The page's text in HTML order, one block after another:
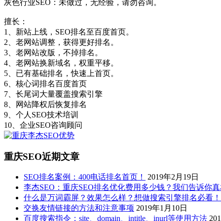
灰色行业SEO：未做过，无经验，请勿咨询。
擅长：
1、新站上线，SEO排名至百度首页。
2、老网站调整，获得更好排名。
3、老网站改版，不掉排名。
4、老网站换新域名，权重平移。
5、已有基础排名，快速上首页。
6、核心词排名百度首页
7、长尾词大量覆盖搜索引擎
8、网站降权后恢复排名
9、个人SEO技术培训
10、企业SEO咨询顾问
重庆SEO近期文章
SEO排名案例：400电话排名首页！
2019年2月19日
李杰SEO：重庆SEO排名优化费用多少钱？我们告诉你
什么是万词霸屏？效果怎么样？想做搜索引擎排名必看！
交换友情链接的方法和注意事项 2019年1月10日
百度搜索指令：site、domain、intitle、inurl等使用方法